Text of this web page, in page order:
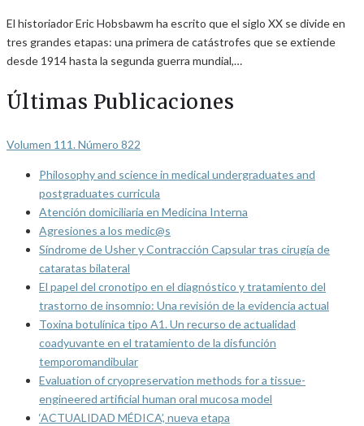
El historiador Eric Hobsbawm ha escrito que el siglo XX se divide en
tres grandes etapas: una primera de catástrofes que se extiende
desde 1914 hasta la segunda guerra mundial,…
Últimas Publicaciones
Volumen 111. Número 822
Philosophy and science in medical undergraduates and
postgraduates curricula
Atención domiciliaria en Medicina Interna
Agresiones a los medic@s
Síndrome de Usher y Contracción Capsular tras cirugía de
cataratas bilateral
El papel del cronotipo en el diagnóstico y tratamiento del
trastorno de insomnio: Una revisión de la evidencia actual
Toxina botulínica tipo A1. Un recurso de actualidad
coadyuvante en el tratamiento de la disfunción
temporomandibular
Evaluation of cryopreservation methods for a tissue-
engineered artificial human oral mucosa model
‘ACTUALIDAD MÉDICA’, nueva etapa